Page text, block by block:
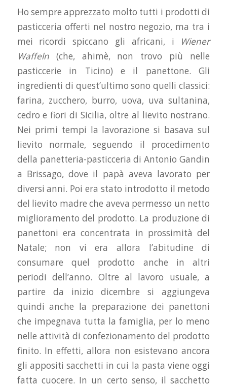
Ho sempre apprezzato molto tutti i prodotti di
pasticceria offerti nel nostro negozio, ma tra i
mei ricordi spiccano gli africani, i
Wiener
Waffeln(che, ahimè, non trovo più nelle
pasticcerie in Ticino) e il panettone. Gli
ingredienti di quest’ultimo sono quelli classici:
farina, zucchero, burro, uova, uva sultanina,
cedro e fiori di Sicilia, oltre al lievito nostrano.
Nei primi tempi la lavorazione si basava sul
lievito normale, seguendo il procedimento
della panetteria-pasticceria di Antonio Gandin
a Brissago, dove il papà aveva lavorato per
diversi anni. Poi era stato introdotto il metodo
del lievito madre che aveva permesso un netto
miglioramento del prodotto. La produzione di
panettoni era concentrata in prossimità del
Natale; non vi era allora l’abitudine di
consumare quel prodotto anche in altri
periodi dell’anno. Oltre al lavoro usuale, a
partire da inizio dicembre si aggiungeva
quindi anche la preparazione dei panettoni
che impegnava tutta la famiglia, per lo meno
nelle attività di confezionamento del prodotto
finito. In effetti, allora non esistevano ancora
gli appositi sacchetti in cui la pasta viene oggi
fatta cuocere. In un certo senso, il sacchetto